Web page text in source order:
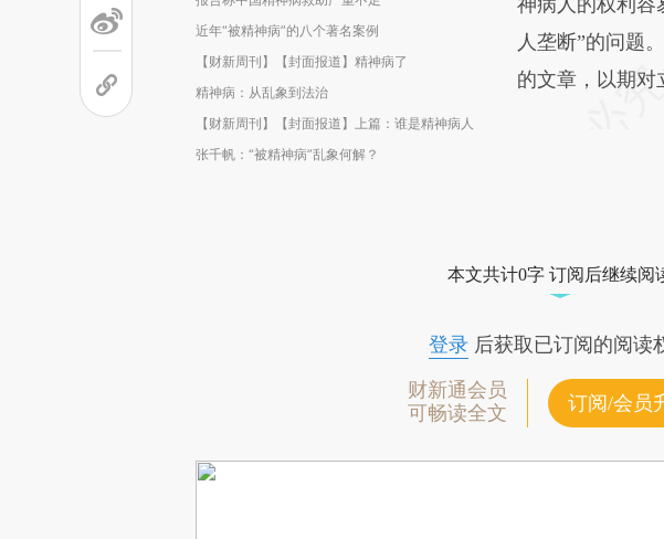
近年“被精神病”的八个著名案例
【财新周刊】【封面报道】精神病了
精神病：从乱象到法治
【财新周刊】【封面报道】上篇：谁是精神病人
张千帆：“被精神病”乱象何解？
神病人的权利容
人垄断”的问题
的文章，以期对
本文共计0字 订阅后继续阅
登录后获取已订阅的阅读
财新通会员
可畅读全文
订阅/会员